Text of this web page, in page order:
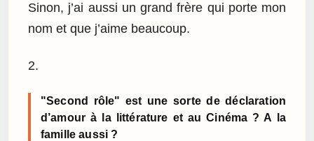
Sinon, j’ai aussi un grand frère qui porte mon
nom et que j’aime beaucoup.
2.
"Second rôle" est une sorte de déclaration
d’amour à la littérature et au Cinéma ? A la
famille aussi ?